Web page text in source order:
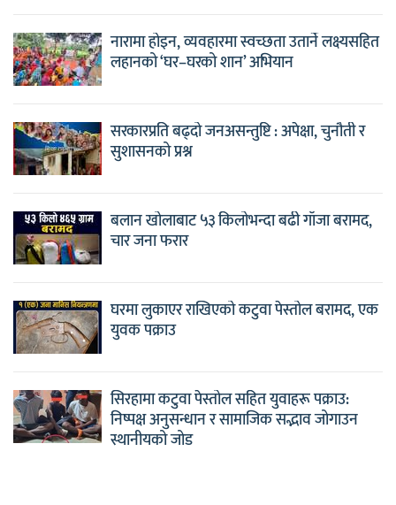
नारामा होइन, व्यवहारमा स्वच्छता उतार्ने लक्ष्यसहित
लहानको ‘घर–घरको शान’ अभियान
सरकारप्रति बढ्दो जनअसन्तुष्टि : अपेक्षा, चुनौती र
सुशासनको प्रश्न
बलान खोलाबाट ५३ किलोभन्दा बढी गाँजा बरामद,
चार जना फरार
घरमा लुकाएर राखिएको कटुवा पेस्तोल बरामद, एक
युवक पक्राउ
सिरहामा कटुवा पेस्तोल सहित युवाहरू पक्राउ:
निष्पक्ष अनुसन्धान र सामाजिक सद्भाव जोगाउन
स्थानीयको जोड